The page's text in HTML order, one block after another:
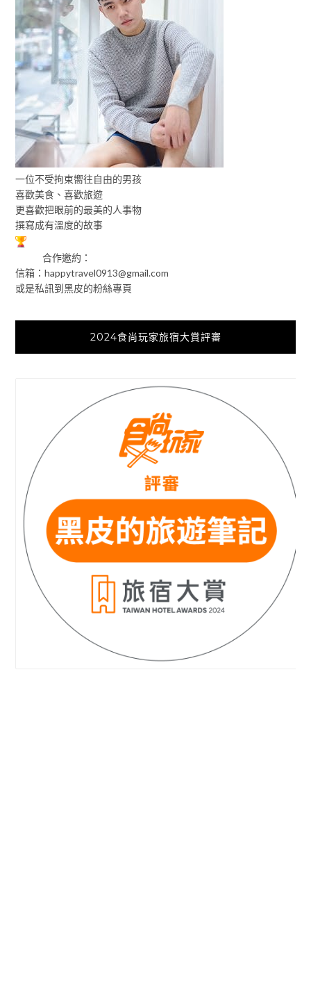
一位不受拘束嚮往自由的男孩
喜歡美食、喜歡旅遊
更喜歡把眼前的最美的人事物
撰寫成有溫度的故事
合作邀約：
信箱：happytravel0913@gmail.com
或是私訊到黑皮的粉絲專頁
2024食尚玩家旅宿大賞評審